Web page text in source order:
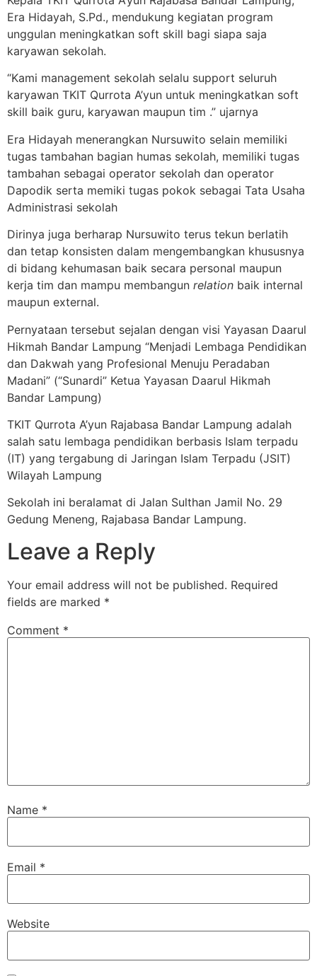
Era Hidayah, S.Pd., mendukung kegiatan program
unggulan meningkatkan soft skill bagi siapa saja
karyawan sekolah.
“Kami management sekolah selalu support seluruh
karyawan TKIT Qurrota A’yun untuk meningkatkan soft
skill baik guru, karyawan maupun tim .” ujarnya
Era Hidayah menerangkan Nursuwito selain memiliki
tugas tambahan bagian humas sekolah, memiliki tugas
tambahan sebagai operator sekolah dan operator
Dapodik serta memiki tugas pokok sebagai Tata Usaha
Administrasi sekolah
Dirinya juga berharap Nursuwito terus tekun berlatih
dan tetap konsisten dalam mengembangkan khususnya
di bidang kehumasan baik secara personal maupun
kerja tim dan mampu membangun relation baik internal
maupun external.
Pernyataan tersebut sejalan dengan visi Yayasan Daarul
Hikmah Bandar Lampung “Menjadi Lembaga Pendidikan
dan Dakwah yang Profesional Menuju Peradaban
Madani” (“Sunardi” Ketua Yayasan Daarul Hikmah
Bandar Lampung)
TKIT Qurrota A’yun Rajabasa Bandar Lampung adalah
salah satu lembaga pendidikan berbasis Islam terpadu
(IT) yang tergabung di Jaringan Islam Terpadu (JSIT)
Wilayah Lampung
Sekolah ini beralamat di Jalan Sulthan Jamil No. 29
Gedung Meneng, Rajabasa Bandar Lampung.
Leave a Reply
Your email address will not be published. Required
fields are marked *
Comment *
Name *
Email *
Website